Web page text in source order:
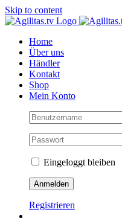
Skip to content
Home
Über uns
Händler
Kontakt
Shop
Mein Konto
Eingeloggt bleiben
Registrieren